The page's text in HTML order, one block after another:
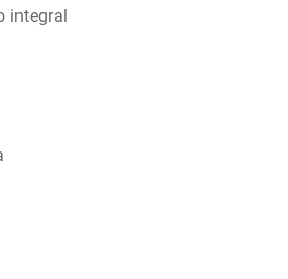
integral